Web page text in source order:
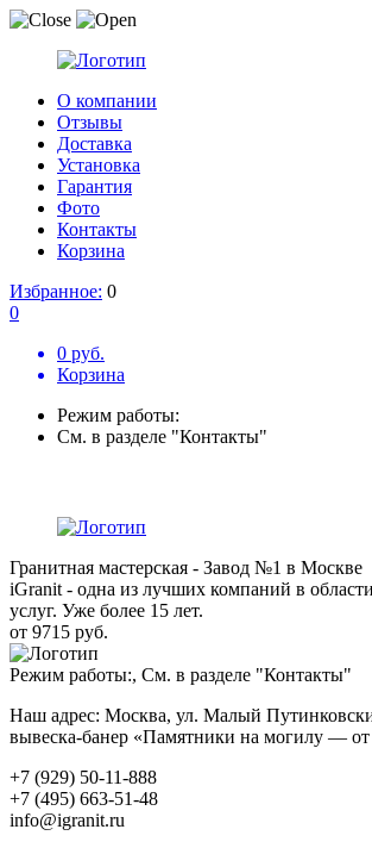
О компании
Отзывы
Доставка
Установка
Гарантия
Фото
Контакты
Корзина
Избранное: 0
0
0 руб.
Корзина
Режим работы:
См. в разделе "Контакты"
Гранитная мастерская - Завод №1 в Москве
iGranit - одна из лучших компаний в
услуг. Уже более 15 лет.
от 9715 руб.
Режим работы:, См. в разделе "Контакты"
Наш адрес: Москва, ул. Малый
вывеска-банер «Памятники на могилу —
+7 (929) 50-11-888
+7 (495) 663-51-48
info@igranit.ru